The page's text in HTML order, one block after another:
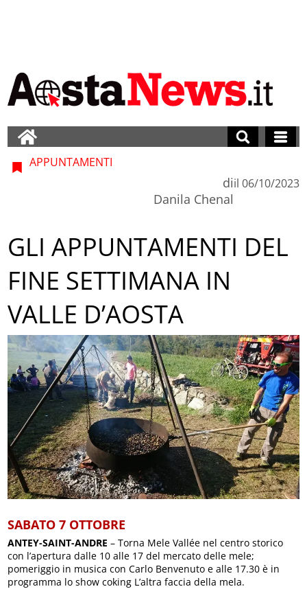
APPUNTAMENTI
di
Danila Chenal
il 06/10/2023
GLI APPUNTAMENTI DEL
FINE SETTIMANA IN
VALLE D’AOSTA
SABATO 7 OTTOBRE
ANTEY-SAINT-ANDRE – Torna Mele Vallée nel centro storico
con l’apertura dalle 10 alle 17 del mercato delle mele;
pomeriggio in musica con Carlo Benvenuto e alle 17.30 è in
programma lo show coking L’altra faccia della mela.